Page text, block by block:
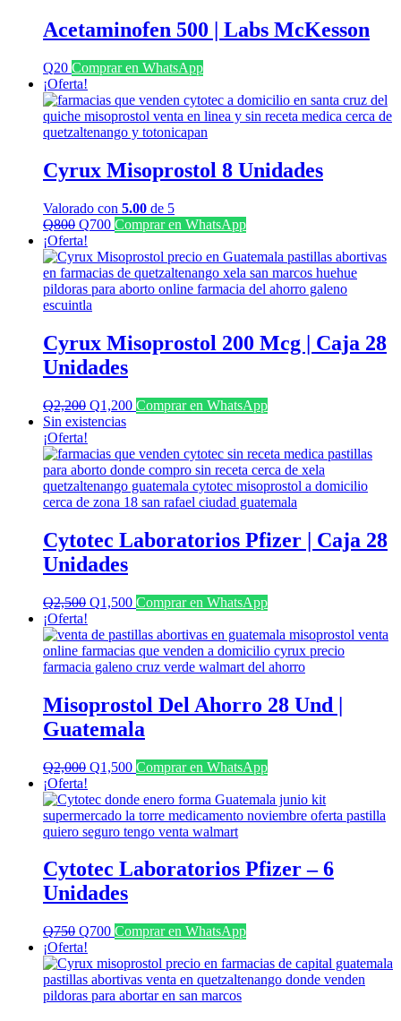
Acetaminofen 500 | Labs McKesson
Q20 Comprar en WhatsApp
¡Oferta!
Cyrux Misoprostol 8 Unidades
Valorado con 5.00 de 5
Q800 El
precio
original
era:
Q800.
Q700El
actual
es:
Q700.
Comprar en WhatsApp
¡Oferta!
Cyrux Misoprostol 200 Mcg | Caja 28
Unidades
Q2,200 El
precio
era:
Q2,200.
Q1,200El
es:
Q1,200.
Comprar en WhatsApp
Sin existencias
¡Oferta!
Cytotec Laboratorios Pfizer | Caja 28
Unidades
Q2,500 El
original
era:
Q2,500.
Q1,500El
actual
es:
Q1,500.
Comprar en WhatsApp
¡Oferta!
Misoprostol Del Ahorro 28 Und |
Guatemala
Q2,000 El
original
era:
Q2,000.
Q1,500El
actual
es:
Q1,500.
Comprar en WhatsApp
¡Oferta!
Cytotec Laboratorios Pfizer – 6
Unidades
Q750 El
precio
original
era:
Q750.
Q700El
actual
es:
Q700.
Comprar en WhatsApp
¡Oferta!